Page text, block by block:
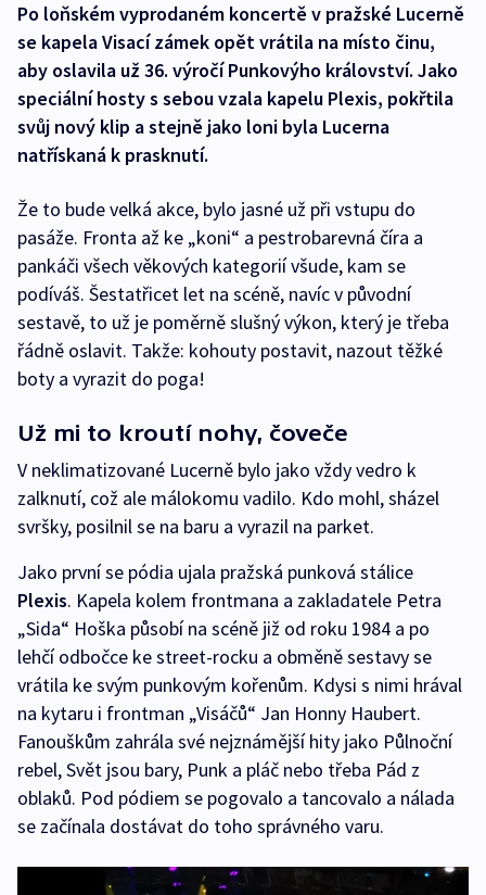
Po loňském vyprodaném koncertě v pražské Lucerně
se kapela Visací zámek opět vrátila na místo činu,
aby oslavila už 36. výročí Punkovýho království. Jako
speciální hosty s sebou vzala kapelu Plexis, pokřtila
svůj nový klip a stejně jako loni byla Lucerna
natřískaná k prasknutí.
Že to bude velká akce, bylo jasné už při vstupu do
pasáže. Fronta až ke „koni“ a pestrobarevná číra a
pankáči všech věkových kategorií všude, kam se
podíváš. Šestatřicet let na scéně, navíc v původní
sestavě, to už je poměrně slušný výkon, který je třeba
řádně oslavit. Takže: kohouty postavit, nazout těžké
boty a vyrazit do poga!
Už mi to kroutí nohy, čoveče
V neklimatizované Lucerně bylo jako vždy vedro k
zalknutí, což ale málokomu vadilo. Kdo mohl, sházel
svršky, posilnil se na baru a vyrazil na parket.
Jako první se pódia ujala pražská punková stálice
Plexis. Kapela kolem frontmana a zakladatele Petra
„Sida“ Hoška působí na scéně již od roku 1984 a po
lehčí odbočce ke street-rocku a obměně sestavy se
vrátila ke svým punkovým kořenům. Kdysi s nimi hrával
na kytaru i frontman „Visáčů“ Jan Honny Haubert.
Fanouškům zahrála své nejznámější hity jako Půlnoční
rebel, Svět jsou bary, Punk a pláč nebo třeba Pád z
oblaků. Pod pódiem se pogovalo a tancovalo a nálada
se začínala dostávat do toho správného varu.